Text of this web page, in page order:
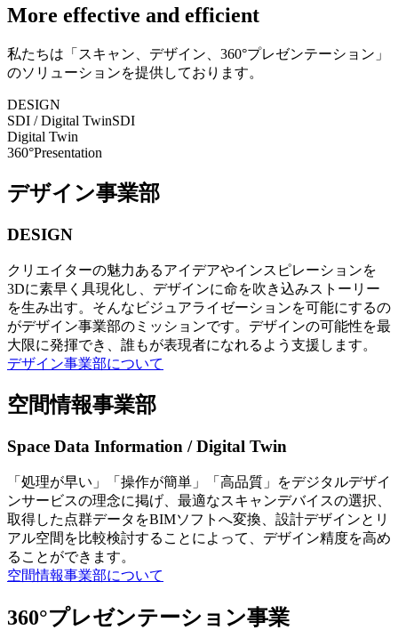
More effective and efficient
私たちは「スキャン、デザイン、360°プレゼンテーション」
のソリューションを提供しております。
DESIGN
SDI / Digital TwinSDI
Digital Twin
360°Presentation
デザイン事業部
DESIGN
クリエイターの魅力あるアイデアやインスピレーションを
3Dに素早く具現化し、デザインに命を吹き込みストーリー
を生み出す。そんなビジュアライゼーションを可能にするの
がデザイン事業部のミッションです。デザインの可能性を最
大限に発揮でき、誰もが表現者になれるよう支援します。
デザイン事業部について
空間情報事業部
Space Data Information / Digital Twin
「処理が早い」「操作が簡単」「高品質」をデジタルデザイ
ンサービスの理念に掲げ、最適なスキャンデバイスの選択、
取得した点群データをBIMソフトへ変換、設計デザインとリ
アル空間を比較検討することによって、デザイン精度を高め
ることができます。
空間情報事業部について
360°プレゼンテーション事業